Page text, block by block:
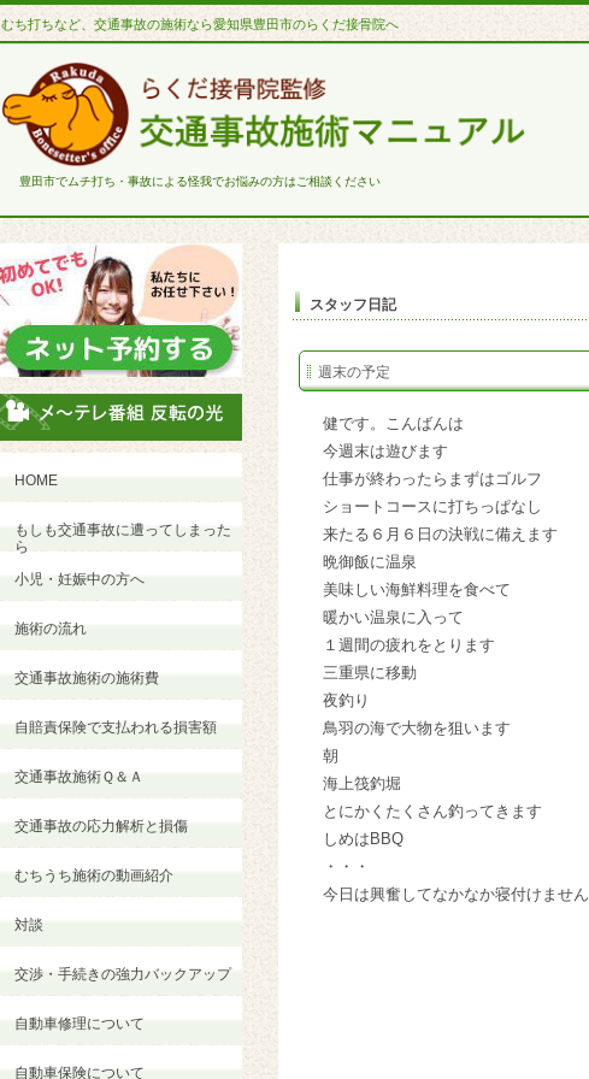
むち打ちなど、交通事故の施術なら愛知県豊田市のらくだ接骨院へ
豊田市でムチ打ち・事故による怪我でお悩みの方はご相談ください
スタッフ日記
週末の予定
健です。こんばんは
今週末は遊びます
仕事が終わったらまずはゴルフ
ショートコースに打ちっぱなし
来たる６月６日の決戦に備えます
晩御飯に温泉
美味しい海鮮料理を食べて
暖かい温泉に入って
１週間の疲れをとります
三重県に移動
夜釣り
鳥羽の海で大物を狙います
朝
海上筏釣堀
とにかくたくさん釣ってきます
しめはBBQ
・・・
今日は興奮してなかなか寝付けません
HOME
もしも交通事故に遭ってしまった
ら
小児・妊娠中の方へ
施術の流れ
交通事故施術の施術費
自賠責保険で支払われる損害額
交通事故施術Ｑ＆Ａ
交通事故の応力解析と損傷
むちうち施術の動画紹介
対談
交渉・手続きの強力バックアップ
自動車修理について
自動車保険について